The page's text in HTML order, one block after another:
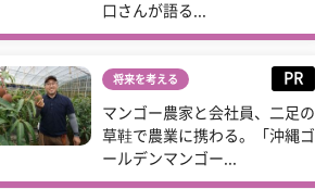
口さんが語る...
将来を考える PR
マンゴー農家と会社員、二足の
草鞋で農業に携わる。「沖縄ゴ
ールデンマンゴー...